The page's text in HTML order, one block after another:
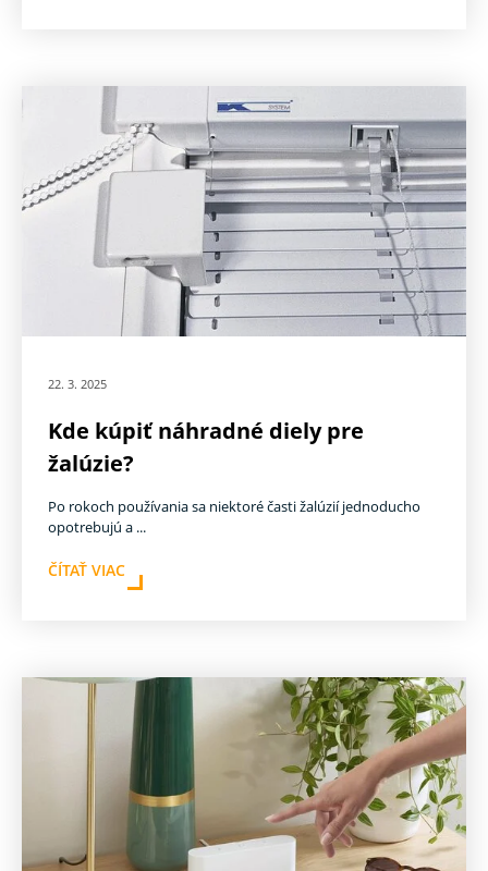
22. 3. 2025
Kde kúpiť náhradné diely pre
žalúzie?
Po rokoch používania sa niektoré časti žalúzií jednoducho
opotrebujú a ...
ČÍTAŤ VIAC